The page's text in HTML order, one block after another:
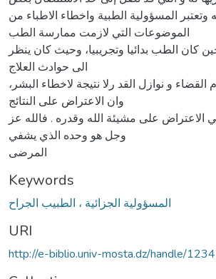
المسؤولیة الطبیة واخطاء الاطباء من
الموضوعات التي لازمت ممارسة الطب
كان الطب بدائیا وتجریبیا، وحیث كان ینظر
الى حوادث العلاج
القضاء و نوازل القد رلا نتیجة لاخطاء البشر،
وان الاعتراض على النتائج
الاعتراض على مشیئة الله وقدره . فالله عز
وجل هو وحده الذي یشفي
المرضى
Keywords
المسؤولیة الجزائیة ، الطبیب الجراح
URI
http://e-biblio.univ-mosta.dz/handle/